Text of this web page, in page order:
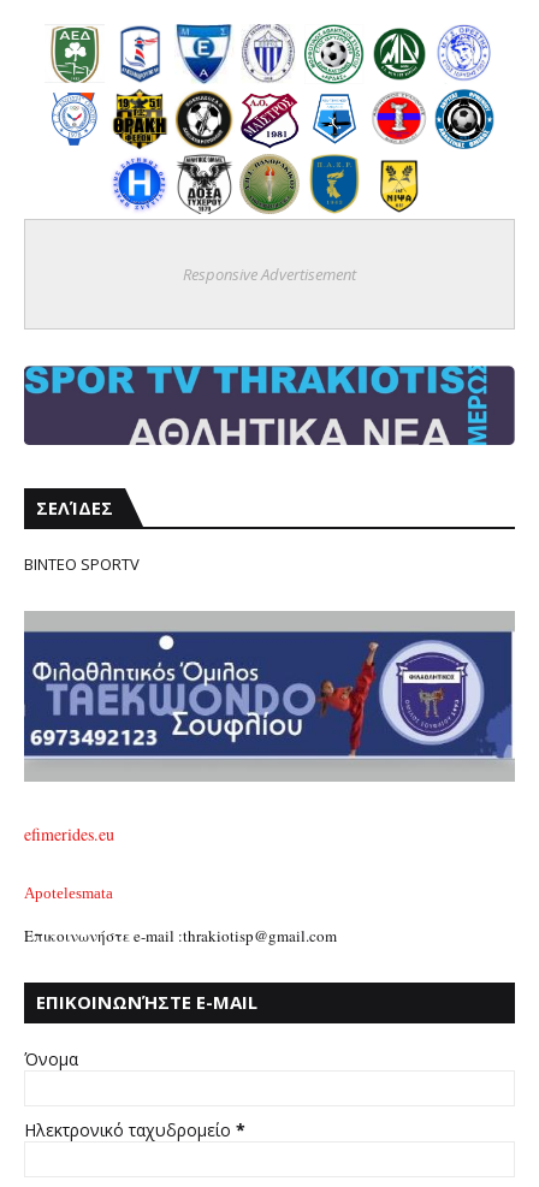
Responsive Advertisement
ΣΕΛΊΔΕΣ
ΒΙΝΤΕΟ SPORTV
efimerides.eu
Apotelesmata
Επικοινωνήστε e-mail :thrakiotisp@gmail.com
ΕΠΙΚΟΙΝΩΝΉΣΤΕ E-MAIL
Όνομα
Ηλεκτρονικό ταχυδρομείο *